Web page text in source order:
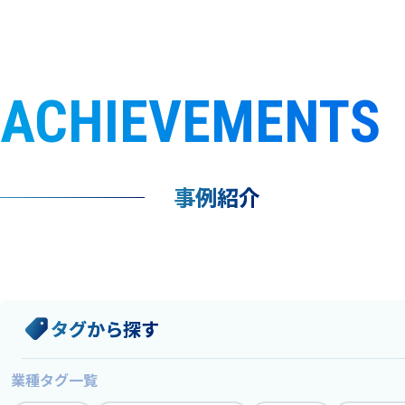
サービス
番組サポート /
講演会・イベン
ACHIEVEMENTS
事例紹介
タグから探す
業種タグ一覧